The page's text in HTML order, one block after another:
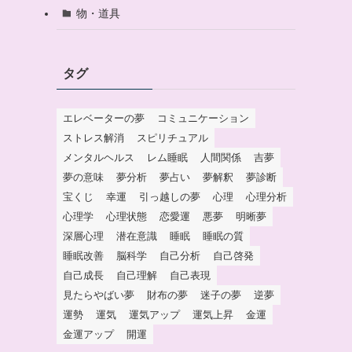
物・道具
タグ
エレベーターの夢
コミュニケーション
ストレス解消
スピリチュアル
メンタルヘルス
レム睡眠 人間関係
吉夢
夢の意味
夢分析 夢占い 夢解釈
夢診断
宝くじ
幸運 引っ越しの夢 心理
心理分析
心理学
心理状態 恋愛運 悪夢
明晰夢
深層心理
潜在意識 睡眠
睡眠の質
睡眠改善
脳科学 自己分析
自己啓発
自己成長
自己理解
自己表現
見たらやばい夢
財布の夢 迷子の夢
逆夢
運勢
運気 運気アップ 運気上昇
金運
金運アップ
開運